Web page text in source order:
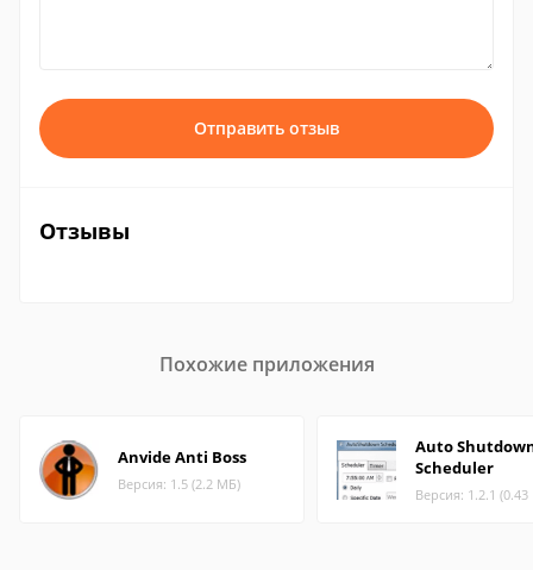
Отправить отзыв
Отзывы
Похожие приложения
Anvide Anti Boss
Версия: 1.5 (2.2 МБ)
Auto
Scheduler
Версия: 1.2.1